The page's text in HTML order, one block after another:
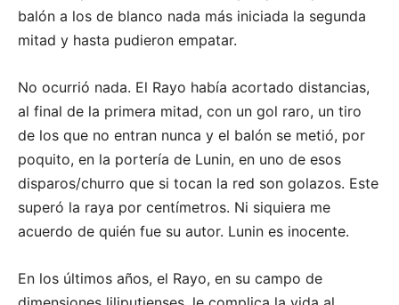
balón a los de blanco nada más iniciada la segunda
mitad y hasta pudieron empatar.
No ocurrió nada. El Rayo había acortado distancias,
al final de la primera mitad, con un gol raro, un tiro
de los que no entran nunca y el balón se metió, por
poquito, en la portería de Lunin, en uno de esos
disparos/churro que si tocan la red son golazos. Este
superó la raya por centímetros. Ni siquiera me
acuerdo de quién fue su autor. Lunin es inocente.
En los últimos años, el Rayo, en su campo de